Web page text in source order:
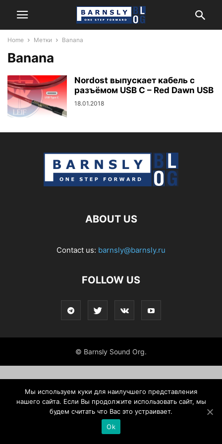
Home Метки Banana
Banana
Nordost выпускает кабель с
разъёмом USB C – Red Dawn USB
18.01.2018
ABOUT US
Contact us: barnsly@barnsly.ru
FOLLOW US
© Barnsly Sound Org.
Мы используем куки для наилучшего представления
нашего сайта. Если Вы продолжите использовать сайт, мы
будем считать что Вас это устраивает.
Ok